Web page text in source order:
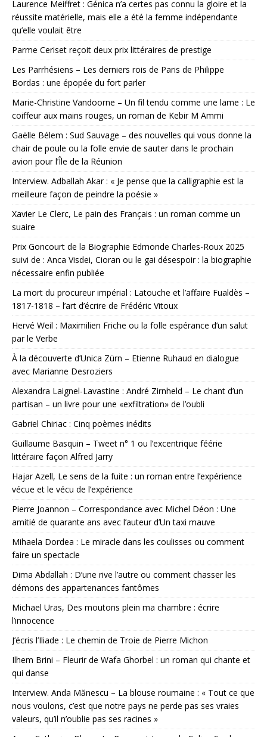
Laurence Meiffret : Génica n’a certes pas connu la gloire et la
réussite matérielle, mais elle a été la femme indépendante
qu’elle voulait être
Parme Ceriset reçoit deux prix littéraires de prestige
Les Parrhésiens – Les derniers rois de Paris de Philippe
Bordas : une épopée du fort parler
Marie-Christine Vandoorne – Un fil tendu comme une lame : Le
coiffeur aux mains rouges, un roman de Kebir M Ammi
Gaëlle Bélem : Sud Sauvage – des nouvelles qui vous donne la
chair de poule ou la folle envie de sauter dans le prochain
avion pour l’Île de la Réunion
Interview. Adballah Akar : « Je pense que la calligraphie est la
meilleure façon de peindre la poésie »
Xavier Le Clerc, Le pain des Français : un roman comme un
suaire
Prix Goncourt de la Biographie Edmonde Charles-Roux 2025
suivi de : Anca Visdei, Cioran ou le gai désespoir : la biographie
nécessaire enfin publiée
La mort du procureur impérial : Latouche et l’affaire Fualdès –
1817-1818 – l’art d’écrire de Frédéric Vitoux
Hervé Weil : Maximilien Friche ou la folle espérance d’un salut
par le Verbe
À la découverte d’Unica Zürn – Etienne Ruhaud en dialogue
avec Marianne Desroziers
Alexandra Laignel-Lavastine : André Zirnheld – Le chant d’un
partisan – un livre pour une «exfiltration» de l’oubli
Gabriel Chiriac : Cinq poèmes inédits
Guillaume Basquin – Tweet n° 1 ou l’excentrique féérie
littéraire façon Alfred Jarry
Hajar Azell, Le sens de la fuite : un roman entre l’expérience
vécue et le vécu de l’expérience
Pierre Joannon – Correspondance avec Michel Déon : Une
amitié de quarante ans avec l’auteur d’Un taxi mauve
Mihaela Dordea : Le miracle dans les coulisses ou comment
faire un spectacle
Dima Abdallah : D’une rive l’autre ou comment chasser les
démons des appartenances fantômes
Michael Uras, Des moutons plein ma chambre : écrire
l’innocence
J’écris l’Iliade : Le chemin de Troie de Pierre Michon
Ilhem Brini – Fleurir de Wafa Ghorbel : un roman qui chante et
qui danse
Interview. Anda Mănescu – La blouse roumaine : « Tout ce que
nous voulons, c’est que notre pays ne perde pas ses vraies
valeurs, qu’il n’oublie pas ses racines »